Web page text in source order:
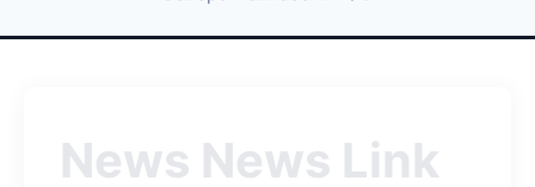
News News Link